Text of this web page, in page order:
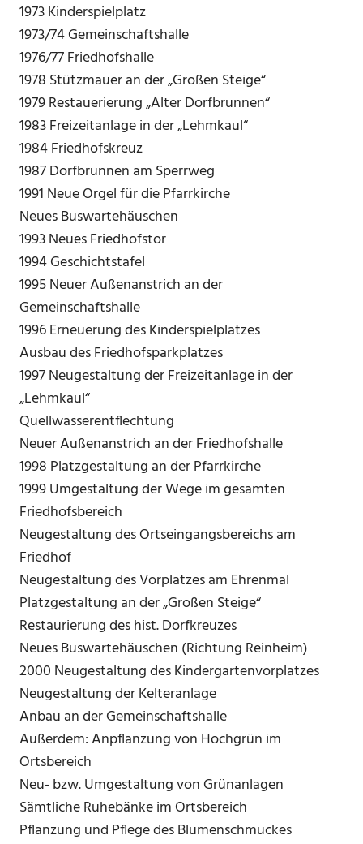
1973 Kinderspielplatz
1973/74 Gemeinschaftshalle
1976/77 Friedhofshalle
1978 Stützmauer an der „Großen Steige“
1979 Restauerierung „Alter Dorfbrunnen“
1983 Freizeitanlage in der „Lehmkaul“
1984 Friedhofskreuz
1987 Dorfbrunnen am Sperrweg
1991 Neue Orgel für die Pfarrkirche
Neues Buswartehäuschen
1993 Neues Friedhofstor
1994 Geschichtstafel
1995 Neuer Außenanstrich an der
Gemeinschaftshalle
1996 Erneuerung des Kinderspielplatzes
Ausbau des Friedhofsparkplatzes
1997 Neugestaltung der Freizeitanlage in der
„Lehmkaul“
Quellwasserentflechtung
Neuer Außenanstrich an der Friedhofshalle
1998 Platzgestaltung an der Pfarrkirche
1999 Umgestaltung der Wege im gesamten
Friedhofsbereich
Neugestaltung des Ortseingangsbereichs am
Friedhof
Neugestaltung des Vorplatzes am Ehrenmal
Platzgestaltung an der „Großen Steige“
Restaurierung des hist. Dorfkreuzes
Neues Buswartehäuschen (Richtung Reinheim)
2000 Neugestaltung des Kindergartenvorplatzes
Neugestaltung der Kelteranlage
Anbau an der Gemeinschaftshalle
Außerdem: Anpflanzung von Hochgrün im
Ortsbereich
Neu- bzw. Umgestaltung von Grünanlagen
Sämtliche Ruhebänke im Ortsbereich
Pflanzung und Pflege des Blumenschmuckes